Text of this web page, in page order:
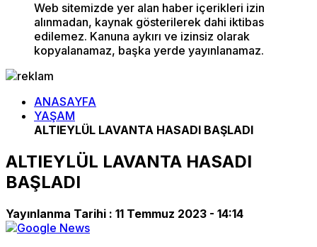
Web sitemizde yer alan haber içerikleri izin
alınmadan, kaynak gösterilerek dahi iktibas
edilemez. Kanuna aykırı ve izinsiz olarak
kopyalanamaz, başka yerde yayınlanamaz.
ANASAYFA
YAŞAM
ALTIEYLÜL LAVANTA HASADI BAŞLADI
ALTIEYLÜL LAVANTA HASADI
BAŞLADI
Yayınlanma Tarihi : 11 Temmuz 2023 - 14:14